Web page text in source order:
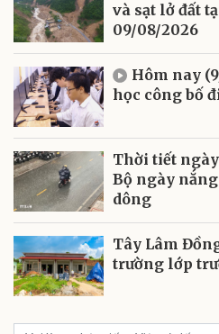
và sạt lở đất
09/08/2026
Hôm nay
học công bố
Thời tiết ngày
Bộ ngày
dông
Tây Lâm
trường lớp